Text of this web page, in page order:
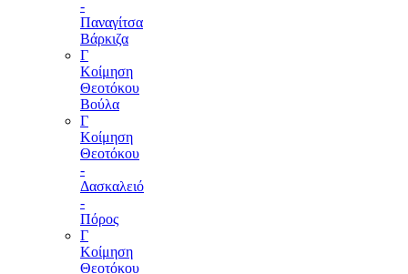
-
Παναγίτσα
Βάρκιζα
Γ
Κοίμηση
Θεοτόκου
Βούλα
Γ
Κοίμηση
Θεοτόκου
-
Δασκαλειό
-
Πόρος
Γ
Κοίμηση
Θεοτόκου